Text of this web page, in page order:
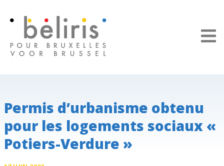
Permis d’urbanisme obtenu
pour les logements sociaux «
Potiers-Verdure »